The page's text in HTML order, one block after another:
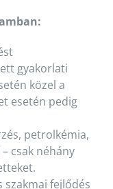
gyakorlati
közel a
esetén pedig
petrolkémia,
csak néhány
szakmai fejlődés